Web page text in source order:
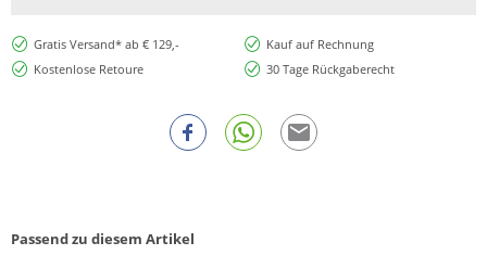
Gratis Versand* ab € 129,-
Kauf auf Rechnung
Kostenlose Retoure
30 Tage Rückgaberecht
Passend zu diesem Artikel